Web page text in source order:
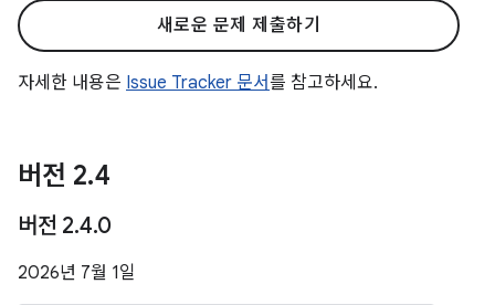
새로운 문제 제출하기
자세한 내용은 Issue Tracker 문서를 참고하세요.
버전 2.4
버전 2.4.0
2026년 7월 1일